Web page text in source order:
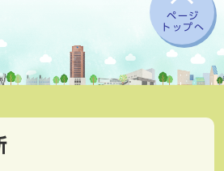
ページ
トップへ